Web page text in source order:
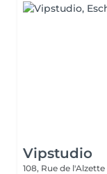
Vipstudio
108, Rue de l'Alzette